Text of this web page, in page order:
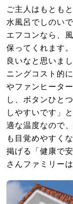
ご主人はもとも
水風呂でしのい
エフコンなら、
保ってくれます
良いなと思いま
ニングコスト的
やファンヒータ
し、ボタンひと
しやすいです」
適な温度なので
も目覚めやすく
掲げる「健康で
さんファミリー